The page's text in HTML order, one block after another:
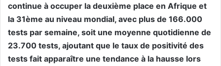
continue à occuper la deuxième place en Afrique et
la 31ème au niveau mondial, avec plus de 166.000
tests par semaine, soit une moyenne quotidienne de
23.700 tests, ajoutant que le taux de positivité des
tests fait apparaître une tendance à la hausse lors